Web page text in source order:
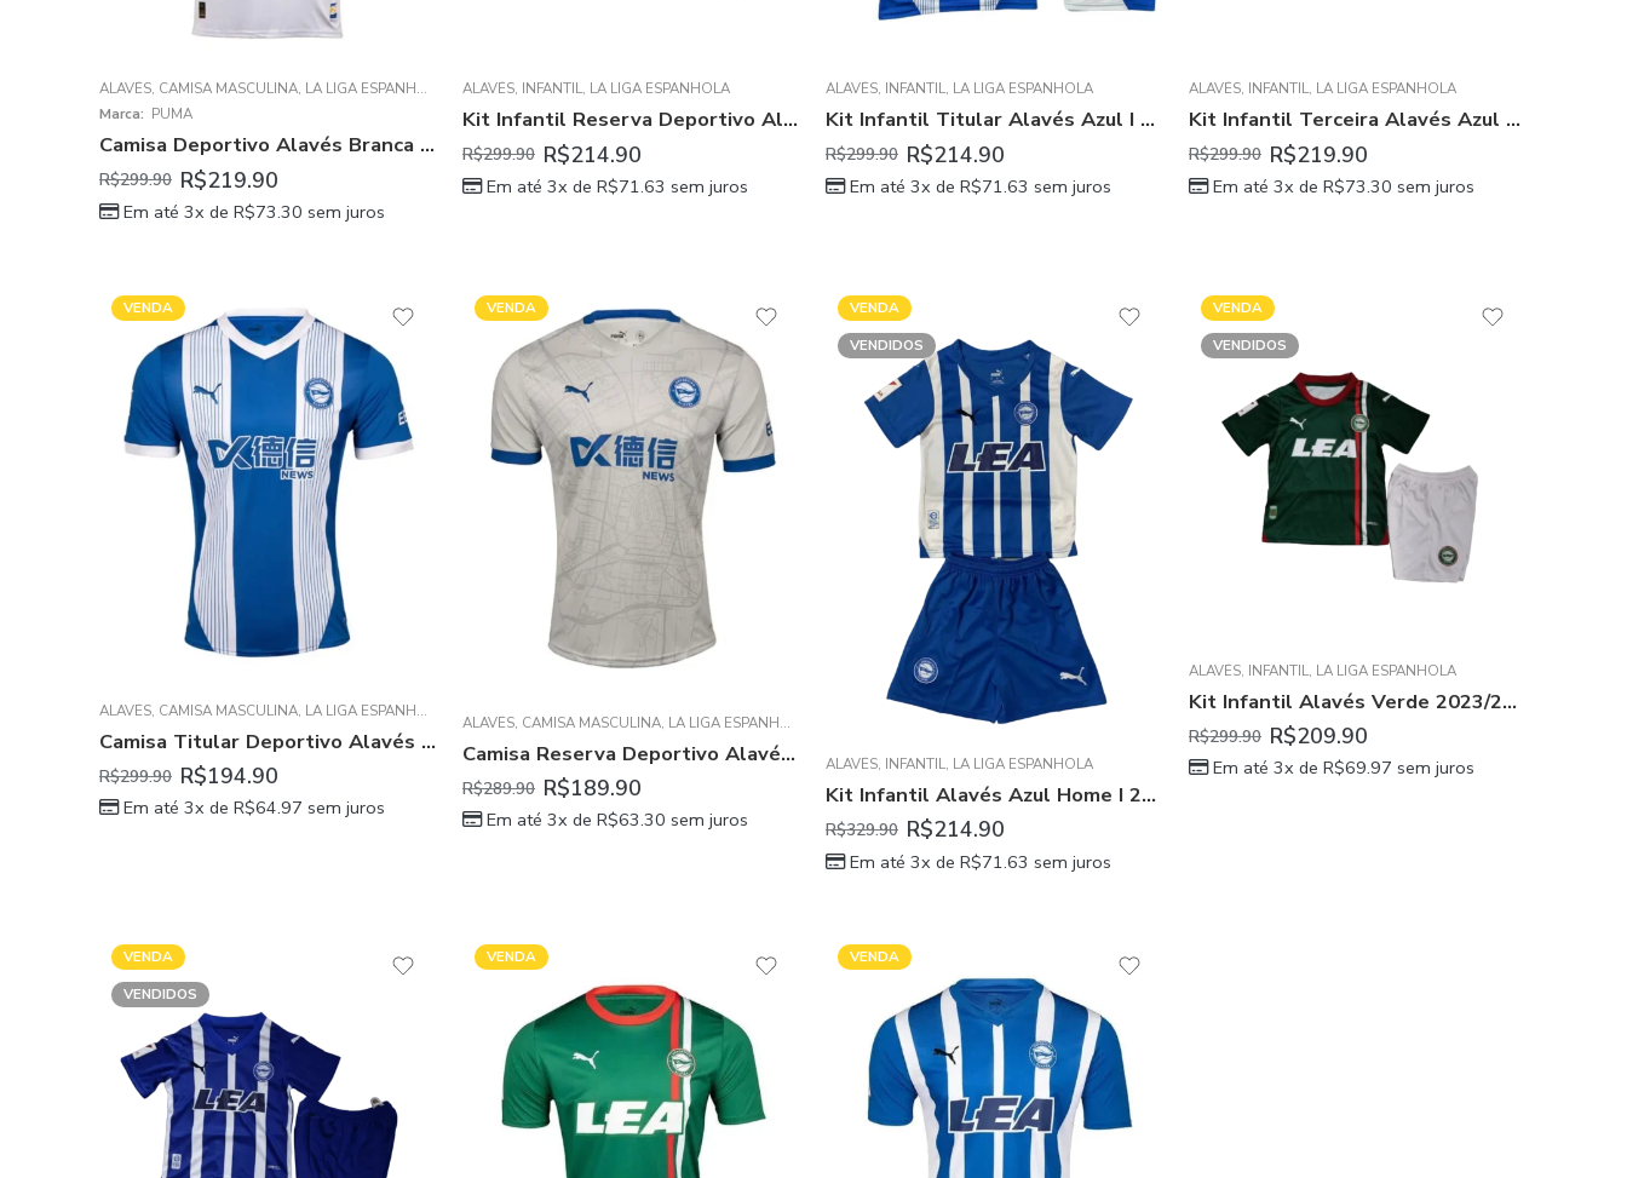
ALAVÉS, CAMISA MASCULINA, LA LIGA ESPANHOLA
Marca: PUMA
Camisa Deportivo Alavés Branca 2025/26 Away Masculina
R$299.90 R$219.90
Em até 3x de R$73.30 sem juros
ALAVÉS, INFANTIL, LA LIGA ESPANHOLA
Kit Infantil Reserva Deportivo Alavés Cinza II 2024/25 Unissex
R$299.90 R$214.90
Em até 3x de R$71.63 sem juros
ALAVÉS, INFANTIL, LA LIGA ESPANHOLA
Kit Infantil Titular Alavés Azul I 2024/25 Unissex
R$299.90 R$214.90
Em até 3x de R$71.63 sem juros
ALAVÉS, INFANTIL, LA LIGA ESPANHOLA
Kit Infantil Terceira Alavés Azul Escuro III 2024/25 Unissex
R$299.90 R$219.90
Em até 3x de R$73.30 sem juros
VENDA
ALAVÉS, CAMISA MASCULINA, LA LIGA ESPANHOLA
Camisa Titular Deportivo Alavés Azul I 2024/25 Masculina
R$299.90 R$194.90
Em até 3x de R$64.97 sem juros
VENDA
ALAVÉS, CAMISA MASCULINA, LA LIGA ESPANHOLA
Camisa Reserva Deportivo Alavés Cinza II 2024/25 Masculina
R$289.90 R$189.90
Em até 3x de R$63.30 sem juros
VENDA
VENDIDOS
ALAVÉS, INFANTIL, LA LIGA ESPANHOLA
Kit Infantil Alavés Azul Home I 2023/24 Unissex
R$329.90 R$214.90
Em até 3x de R$71.63 sem juros
VENDA
VENDIDOS
ALAVÉS, INFANTIL, LA LIGA ESPANHOLA
Kit Infantil Alavés Verde 2023/24 Unissex
R$299.90 R$209.90
Em até 3x de R$69.97 sem juros
VENDA
VENDIDOS
VENDA VENDA